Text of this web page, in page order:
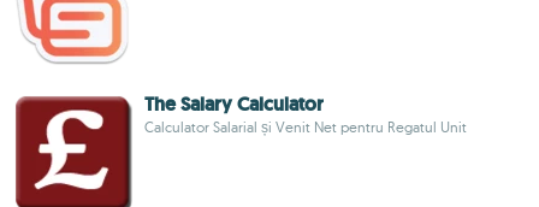
The Salary Calculator
Calculator Salarial și Venit Net pentru Regatul Unit